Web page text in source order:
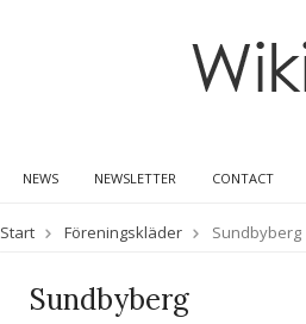
NEWS NEWSLETTER CONTACT
Start Föreningskläder Sundbyberg
Sundbyberg